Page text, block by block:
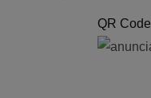
QR Code